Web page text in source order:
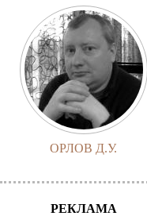
ОРЛОВ Д.У.
РЕКЛАМА